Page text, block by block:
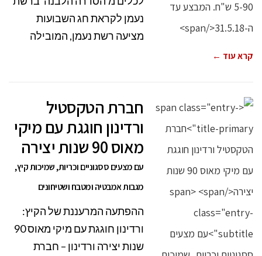
נעמן לקראת חג השבועות
מציעה רשת נעמן, המובילה
קרא עוד ←
חברת הטקסטיל
ורדינון חוגגת עם מיקי
מאוס 90 שנות יצירה
עם מצעים ססגוניים וכריות, שמיכות קיץ,
מגבות אמבטיה ומטבח ושטיחונים
ההפתעה המרעננת של הקיץ:
ורדינון חוגגת עם מיקי מאוס 90
שנות יצירה ורדינון – חברת